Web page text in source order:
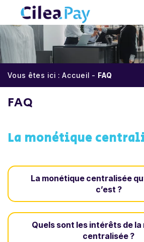
Accueil
Réduisez vos coûts
Une meilleure
Vous êtes ici : Accueil - FAQ
FAQ
La monétique
La monétique centralisée
c’est ?
Quels sont les intérêts de
centralisée ?
Panneau de gestion des cookies